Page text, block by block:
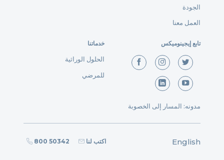
الجودة
العمل معنا
خدماتنا
الحلول الوراثية
للمرضي
تابع إيجينوميكس
مدونه: المسار إلى الخصوبة
800 50342 اكتب لنا English